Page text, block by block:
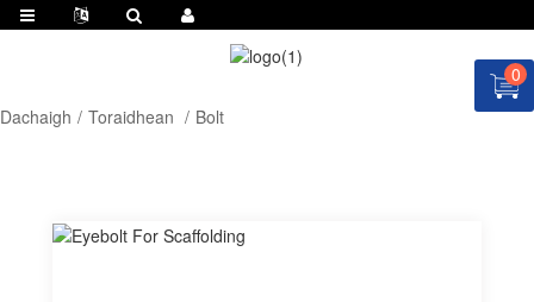
0
Dachaigh
Toraidhean Bolt